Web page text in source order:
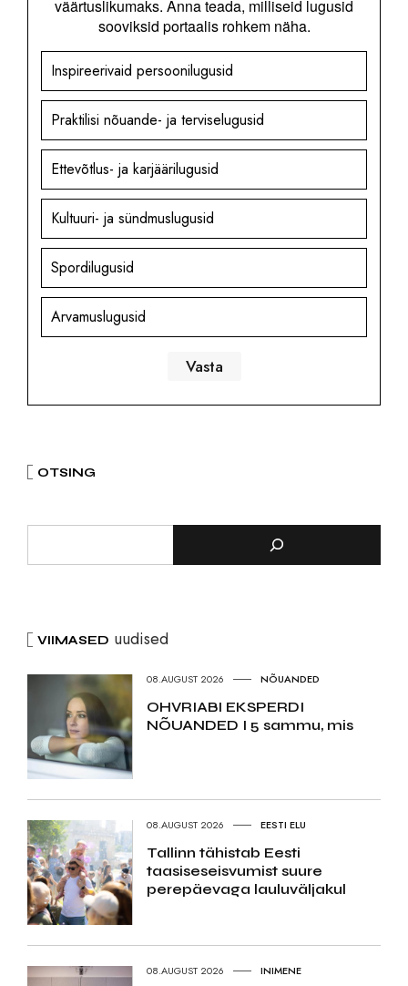
väärtuslikumaks. Anna teada, milliseid lugusid
sooviksid portaalis rohkem näha.
Inspireerivaid persoonilugusid
Praktilisi nõuande- ja terviselugusid
Ettevõtlus- ja karjäärilugusid
Kultuuri- ja sündmuslugusid
Spordilugusid
Arvamuslugusid
OTSING
VIIMASED uudised
08.AUGUST 2026 NÕUANDED
OHVRIABI EKSPERDI
NÕUANDED I 5 sammu, mis
08.AUGUST 2026 EESTI ELU
Tallinn tähistab Eesti
taasiseseisvumist suure
perepäevaga lauluväljakul
08.AUGUST 2026 INIMENE